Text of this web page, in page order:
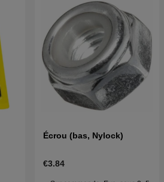
Écrou (bas, Nylock)
€3.84